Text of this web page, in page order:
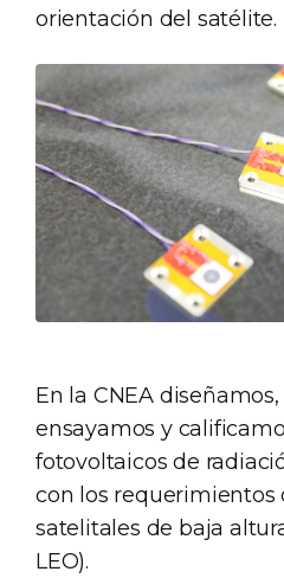
orientación del satélite.
En la CNEA
ensayamos y
fotovoltaicos de
con los requerimientos
satelitales de baja
LEO).